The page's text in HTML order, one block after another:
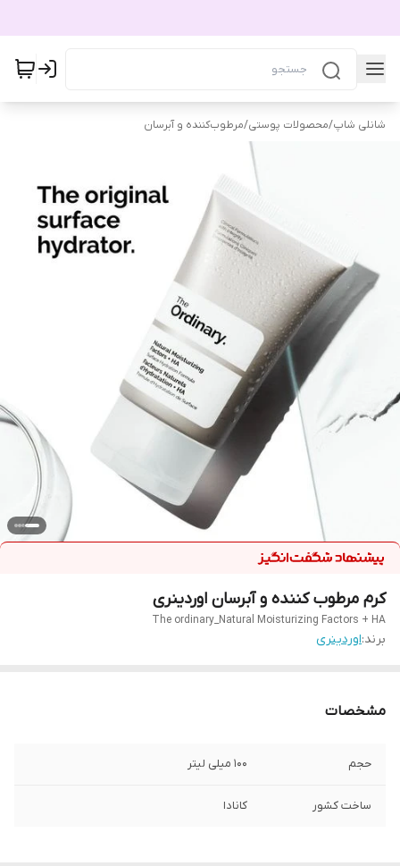
شانلی شاپ/محصولات پوستی/مرطوب‌کننده و آبرسان
کرم مرطوب کننده و آبرسان اوردینری
The ordinary_Natural Moisturizing Factors + HA
برند:اوردینری
مشخصات
حجم ۱۰۰ میلی لیتر
ساخت کشور کانادا